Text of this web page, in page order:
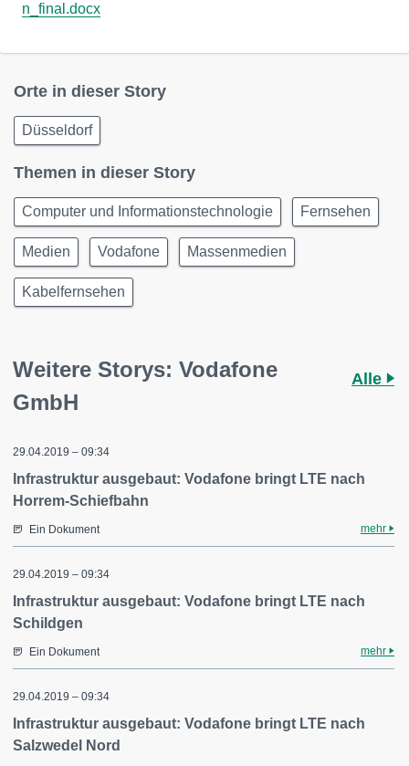
n_final.docx
Orte in dieser Story
Düsseldorf
Themen in dieser Story
Computer und Informationstechnologie Fernsehen
Medien Vodafone Massenmedien
Kabelfernsehen
Weitere Storys: Vodafone
GmbH
Alle
29.04.2019 – 09:34
Infrastruktur ausgebaut: Vodafone bringt LTE nach
Horrem-Schiefbahn
Ein Dokument mehr
29.04.2019 – 09:34
Infrastruktur ausgebaut: Vodafone bringt LTE nach
Schildgen
Ein Dokument mehr
29.04.2019 – 09:34
Infrastruktur ausgebaut: Vodafone bringt LTE nach
Salzwedel Nord